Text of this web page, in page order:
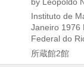
Instituto de
Janeiro 1976
Federal do
所蔵館2館